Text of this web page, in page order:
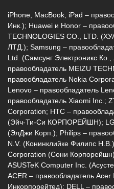
8 (964) 914-44-74
г. Новороссийск,
2/3
8 (964) 914-44-74 (с
iPhone, MacBook, iPad –
Инк.); Huawei и Honor –
TECHNOLOGIES CO., LTD.
ЛТД.); Samsung –
Ltd. (Самсунг Электроникс
правообладатель MEIZU
правообладатель Nokia
Lenovo – правообладатель
правообладатель Xiaomi Inc.;
Corporation; HTC –
(Эйч-Ти-Си КОРПОРЕЙШН); LG
(ЭлДжи Корп.); Philips –
N.V. (Конинклийке Филипс
Corporation (Сони
ASUSTeK Computer Inc.
ACER – правообладатель
Инкорпорейтед); DELL –